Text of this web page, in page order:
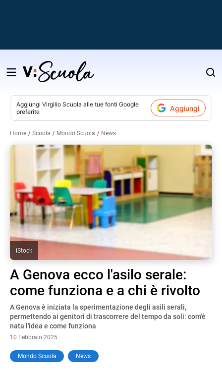
Salta
contenuto
Aggiungi Virgilio Scuola alle tue fonti Google
preferite
Aggiungi
Home Scuola Mondo Scuola News
iStock
A Genova ecco l'asilo serale:
come funziona e a chi è rivolto
A Genova è iniziata la sperimentazione degli asili serali,
permettendo ai genitori di trascorrere del tempo da soli: com'è
nata l'idea e come funziona
10 Febbraio 2025
Mondo Scuola News